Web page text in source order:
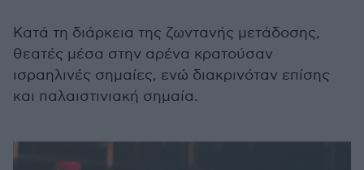
Κατά τη διάρκεια της ζωντανής μετάδοσης,
θεατές μέσα στην αρένα κρατούσαν
ισραηλινές σημαίες, ενώ διακρινόταν επίσης
και παλαιστινιακή σημαία.